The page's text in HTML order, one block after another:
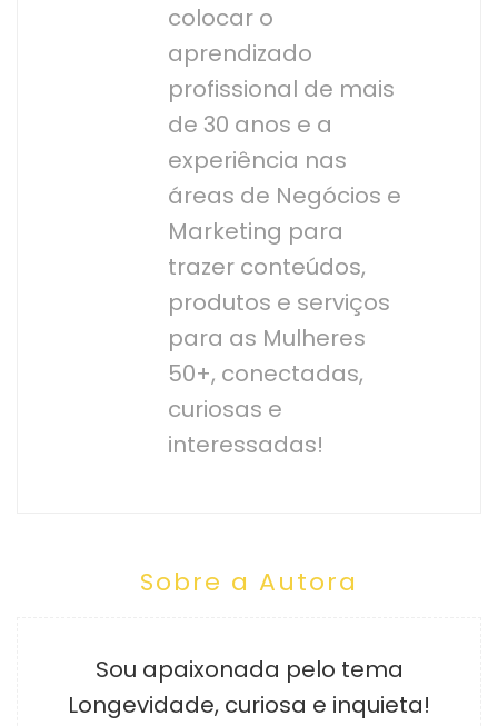
colocar o
aprendizado
profissional de mais
de 30 anos e a
experiência nas
áreas de Negócios e
Marketing para
trazer conteúdos,
produtos e serviços
para as Mulheres
50+, conectadas,
curiosas e
interessadas!
Sobre a Autora
Sou apaixonada pelo tema
Longevidade, curiosa e inquieta!